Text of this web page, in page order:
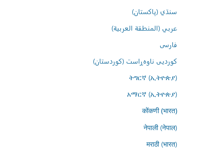
سنڌي (پاکستان)
عربي (المنطقة العربية)
فارسى
کوردیی ناوەڕاست (کوردستان)
ትግርኛ (ኢትዮጵያ)
አማርኛ (ኢትዮጵያ)
कोंकणी (भारत)
नेपाली (नेपाल)
मराठी (भारत)